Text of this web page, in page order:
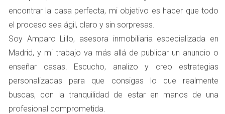
Ubicación específica dentro de La Garena.
Características adicionales como piscina, jardín o
garaje.
Estado general del chalet (reformas realizadas,
antigüedad).
Recuerda que, aunque esta comparación es útil, cada
propiedad es única y debe ser considerada dentro del
contexto del mercado actual.
encontrar la casa perfecta, mi objetivo es hacer que todo
el proceso sea ágil, claro y sin sorpresas.
Soy Amparo Lillo, asesora inmobiliaria especializada en
Madrid, y mi trabajo va más allá de publicar un anuncio o
enseñar casas. Escucho, analizo y creo estrategias
personalizadas para que consigas lo que realmente
buscas, con la tranquilidad de estar en manos de una
profesional comprometida.